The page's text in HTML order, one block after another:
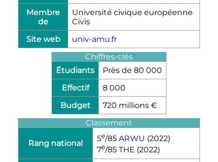
Membre
de
Université civique européenne
Civis
Site web
univ-amu.fr
Chiffres-clés
Étudiants
Près de 80 000
Effectif
8 000
Budget
720 millions €
Classement
Rang national
5e/85 ARWU (2022)
7e/85 THE (2022)